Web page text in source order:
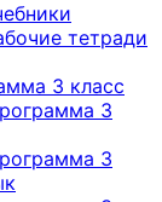
тетради
3 класс
3
3